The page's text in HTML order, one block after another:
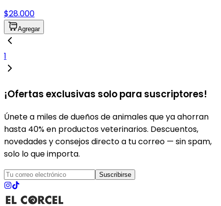
$28.000
Agregar
1
¡Ofertas exclusivas solo para suscriptores!
Únete a miles de dueños de animales que ya ahorran
hasta 40% en productos veterinarios. Descuentos,
novedades y consejos directo a tu correo — sin spam,
solo lo que importa.
Suscribirse